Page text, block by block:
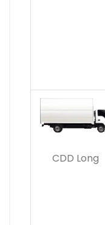
CDD Long